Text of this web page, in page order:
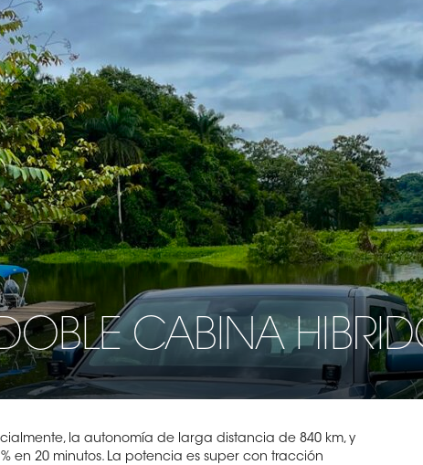
CABINA
la autonomía de larga distancia de 840 km, y
en 20 minutos. La potencia es super con tracción